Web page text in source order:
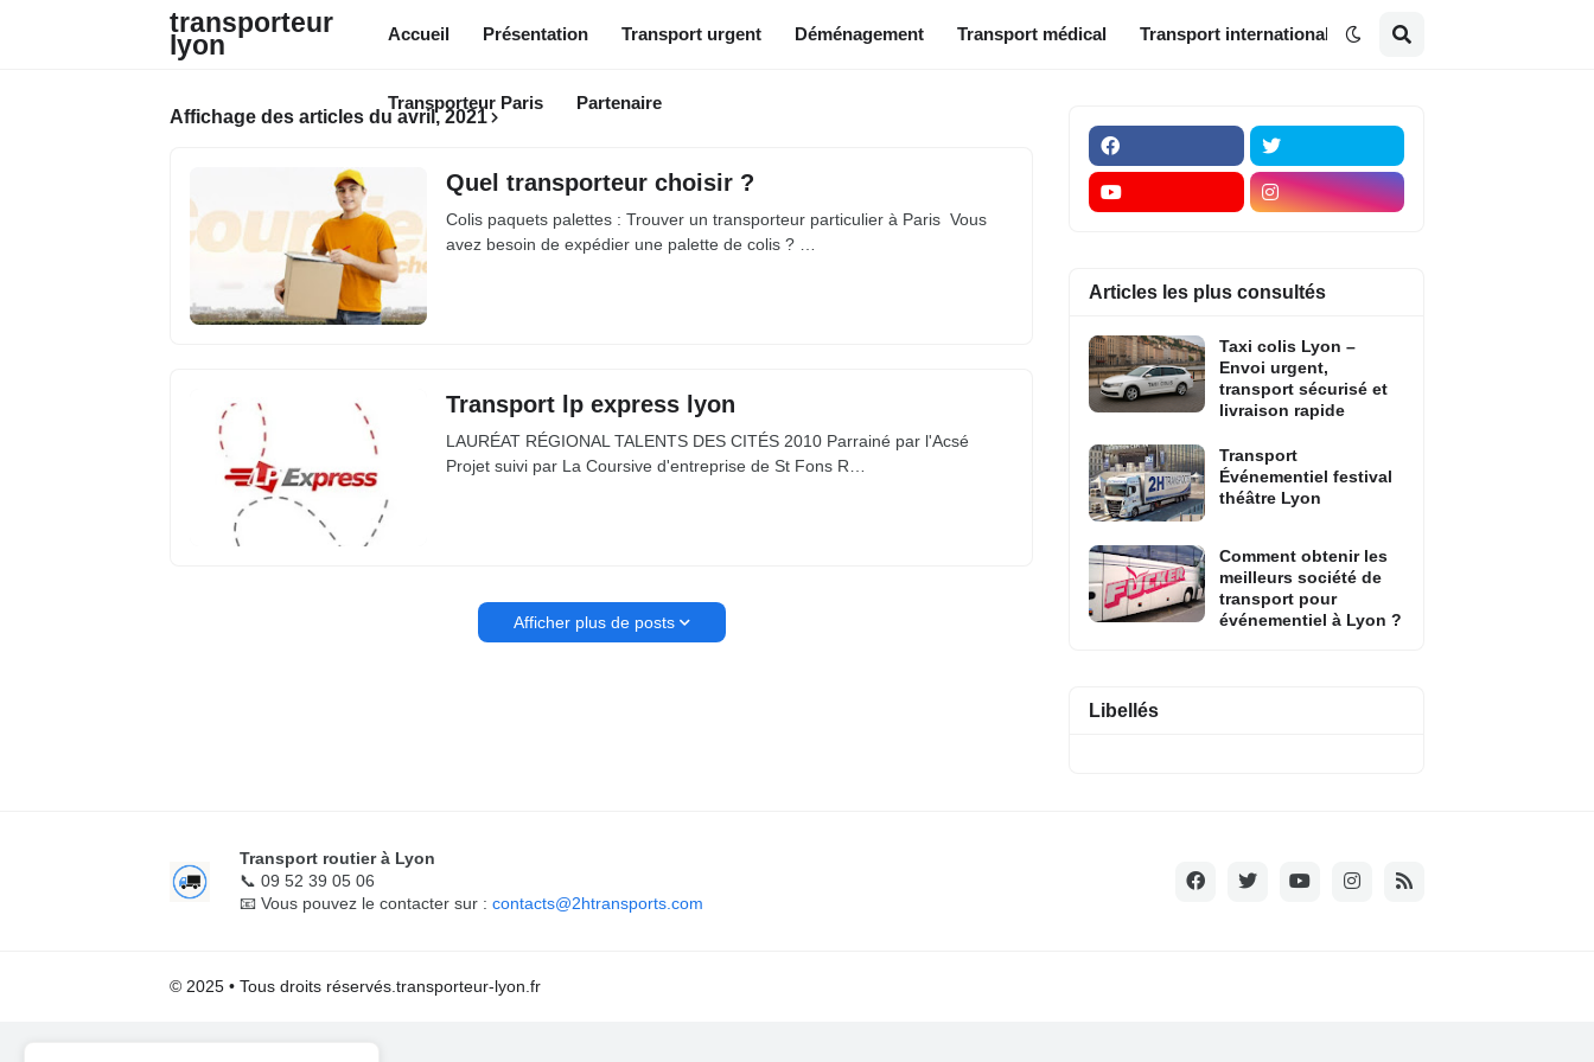
transporteur
lyon Accueil Présentation Transport urgent Déménagement Transport médical Transport international
Transporteur Paris Partenaire
Affichage des articles du avril, 2021
Quel transporteur choisir ?
Colis paquets palettes : Trouver un transporteur particulier à Paris Vous
avez besoin de expédier une palette de colis ? …
Transport lp express lyon
LAURÉAT RÉGIONAL TALENTS DES CITÉS 2010 Parrainé par l'Acsé
Projet suivi par La Coursive d'entreprise de St Fons R…
Afficher plus de posts
Articles les plus consultés
Taxi colis Lyon –
Envoi urgent,
transport sécurisé et
livraison rapide
Transport
Événementiel festival
théâtre Lyon
Comment obtenir les
meilleurs société de
transport pour
événementiel à Lyon ?
Libellés
Transport routier à Lyon
📞 09 52 39 05 06
📧 Vous pouvez le contacter sur : contacts@2htransports.com
© 2025 • Tous droits réservés. transporteur-lyon.fr